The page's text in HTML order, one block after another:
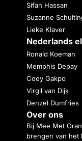
Sifan Hassan
Suzanne
Lieke Klaver
Nederlands
Ronald Koeman
Memphis Depay
Cody Gakpo
Virgil van Dijk
Denzel Dumfries
Over ons
Bij Mee Met
brengen van het